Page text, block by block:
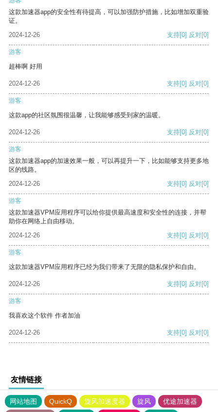
这款加速器app的安全性有待提高，可以加强防护措施，比如增加双重验
证。
2024-12-26
支持[0] 反对[0]
游客
超棒啊 好用
2024-12-26 支持[0] 反对[0]
游客
这款app的社区氛围很温馨，让我能够感受到家的温暖。
2024-12-26 支持[0] 反对[0]
游客
这款加速器app的加速效果一般，可以再提升一下，比如能够支持更多地
区的线路。
2024-12-26
支持[0] 反对[0]
游客
这款加速器VPM应用程序可以给你提供最高速度和安全性的连接，并帮
助你在网络上自由移动。
2024-12-26
支持[0] 反对[0]
游客
这款加速器VPM应用程序已经为我们带来了无限的隐私保护和自由。
2024-12-26 支持[0] 反对[0]
游客
我喜欢这个软件 作者加油
2024-12-26 支持[0] 反对[0]
友情链接
网站地图 QuickQ 旋风加速度器 旋风 优途加速器